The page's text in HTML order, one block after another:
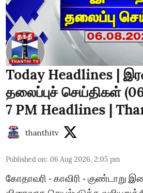
Today Headlines |
தலைப்புச் செய்திகள்
7 PM Headlines |
thanthitv
Published on: 06 Aug 2026, 2:05 pm
கோதாவரி - காவிரி - குண்டாறு